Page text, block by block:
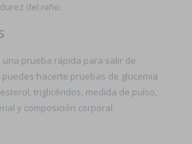
del niño.
una prueba rápida para salir de
hacerte pruebas de glucemia
triglicéridos, medida de pulso,
y composición corporal.